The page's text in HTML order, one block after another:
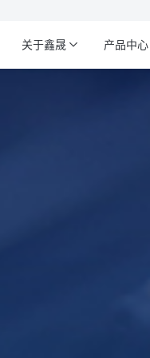
关于鑫晟 产品中心